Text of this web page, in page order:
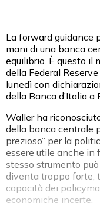
La forward guidance
mani di una banca
equilibrio. È questo il
della Federal
lunedì con
della Banca d’Italia a
Waller ha
della banca centrale
prezioso” per la
essere utile anche in
stesso strumento
diventa troppo forte,
capacità dei
economiche incerte.